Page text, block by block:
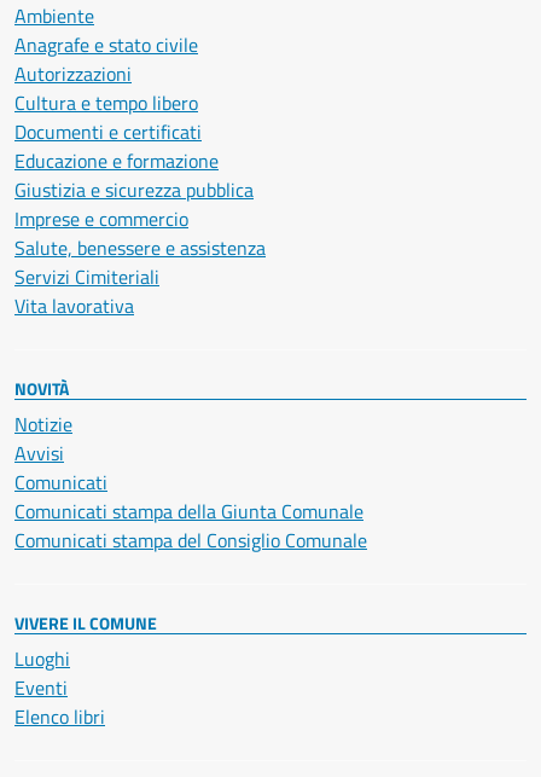
Ambiente
Anagrafe e stato civile
Autorizzazioni
Cultura e tempo libero
Documenti e certificati
Educazione e formazione
Giustizia e sicurezza pubblica
Imprese e commercio
Salute, benessere e assistenza
Servizi Cimiteriali
Vita lavorativa
NOVITÀ
Notizie
Avvisi
Comunicati
Comunicati stampa della Giunta Comunale
Comunicati stampa del Consiglio Comunale
VIVERE IL COMUNE
Luoghi
Eventi
Elenco libri